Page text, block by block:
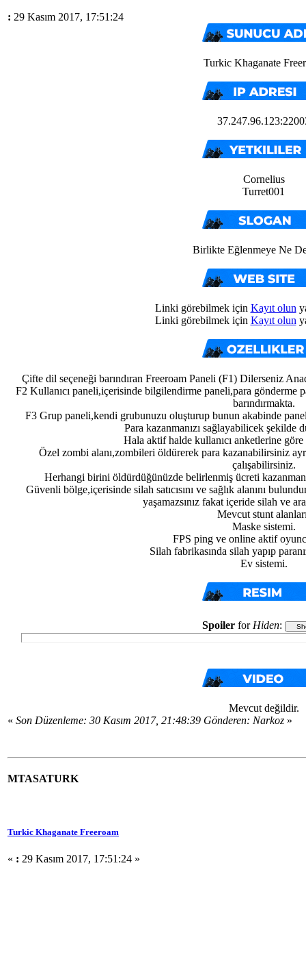
: 29 Kasım 2017, 17:51:24
Turkic Khaganate
Cornelius
Turret001
Birlikte Eğlenmeye Ne
Linki görebilmek için Kayıt olun
Linki görebilmek için Kayıt olun
Çifte dil seçeneği barındıran Freeroam Paneli (F1) Dilerseniz
F2 Kullanıcı paneli,içerisinde bilgilendirme paneli,para gönderme
barındırmakta.
F3 Grup paneli,kendi grubunuzu oluşturup bunun akabinde
Para kazanmanızı sağlayabilicek şekilde
Hala aktif halde kullanıcı anketlerine
Özel zombi alanı,zombileri öldürerek para kazanabilirsiniz
çalışabilirsiniz.
Herhangi birini öldürdüğünüzde belirlenmiş ücreti
Güvenli bölge,içerisinde silah satıcısını ve sağlık alanını
yaşamazsınız fakat içeride silah ve
Mevcut stunt
Maske sistemi.
FPS ping ve online aktif
Silah fabrikasında silah yapıp
Ev sistemi.
Spoilerfor Hiden:
Mevcut değildir.
« Son Düzenleme: 30 Kasım 2017, 21:48:39 Gönderen: Narkoz »
MTASATURK
Turkic Khaganate Freeroam
« : 29 Kasım 2017, 17:51:24 »